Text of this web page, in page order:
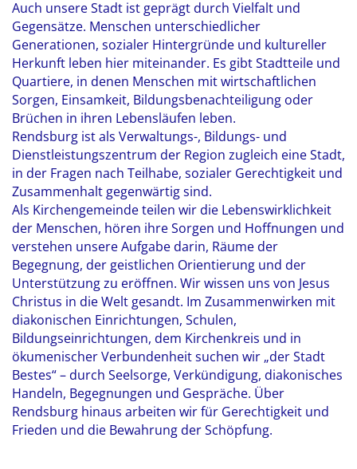
Auch unsere Stadt ist geprägt durch Vielfalt und
Gegensätze. Menschen unterschiedlicher
Generationen, sozialer Hintergründe und kultureller
Herkunft leben hier miteinander. Es gibt Stadtteile und
Quartiere, in denen Menschen mit wirtschaftlichen
Sorgen, Einsamkeit, Bildungsbenachteiligung oder
Brüchen in ihren Lebensläufen leben.
Rendsburg ist als Verwaltungs-, Bildungs- und
Dienstleistungszentrum der Region zugleich eine Stadt,
in der Fragen nach Teilhabe, sozialer Gerechtigkeit und
Zusammenhalt gegenwärtig sind.
Als Kirchengemeinde teilen wir die Lebenswirklichkeit
der Menschen, hören ihre Sorgen und Hoffnungen und
verstehen unsere Aufgabe darin, Räume der
Begegnung, der geistlichen Orientierung und der
Unterstützung zu eröffnen. Wir wissen uns von Jesus
Christus in die Welt gesandt. Im Zusammenwirken mit
diakonischen Einrichtungen, Schulen,
Bildungseinrichtungen, dem Kirchenkreis und in
ökumenischer Verbundenheit suchen wir „der Stadt
Bestes“ – durch Seelsorge, Verkündigung, diakonisches
Handeln, Begegnungen und Gespräche. Über
Rendsburg hinaus arbeiten wir für Gerechtigkeit und
Frieden und die Bewahrung der Schöpfung.